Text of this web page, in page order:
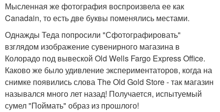
Мысленная же фотография воспроизвела ее как
Canadain, то есть две буквы поменялись местами.
Однажды Теда попросили "Сфотографировать"
взглядом изображение сувенирного магазина в
Колорадо под вывеской Old Wells Fargo Express Office.
Каково же было удивление экспериментаторов, когда на
снимке появились слова The Old Gold Store - так магазин
назывался много лет назад! Получается, испытуемый
сумел "Поймать" образ из прошлого!